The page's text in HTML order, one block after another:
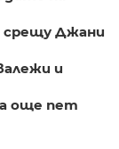
срещу Джани
и
още пет